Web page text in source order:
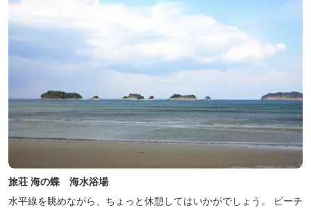
旅荘 海の蝶 海水浴場
水平線を眺めながら、ちょっと休憩してはいかがでしょう。 ビーチ